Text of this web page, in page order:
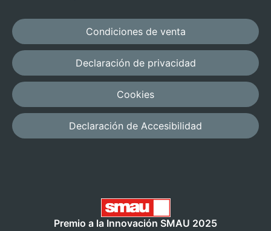
Condiciones de venta
Declaración de privacidad
Cookies
Declaración de Accesibilidad
Premio a la Innovación SMAU 2025